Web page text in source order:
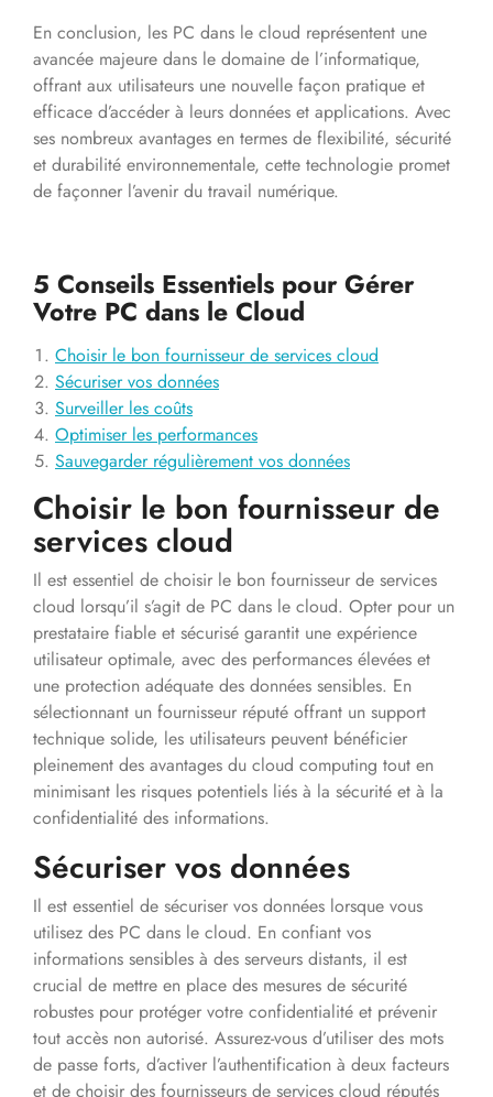
En conclusion, les PC dans le cloud représentent une
avancée majeure dans le domaine de l’informatique,
offrant aux utilisateurs une nouvelle façon pratique et
efficace d’accéder à leurs données et applications. Avec
ses nombreux avantages en termes de flexibilité, sécurité
et durabilité environnementale, cette technologie promet
de façonner l’avenir du travail numérique.
5 Conseils Essentiels pour Gérer
Votre PC dans le Cloud
Choisir le bon fournisseur de services cloud
Sécuriser vos données
Surveiller les coûts
Optimiser les performances
Sauvegarder régulièrement vos données
Choisir le bon fournisseur de
services cloud
Il est essentiel de choisir le bon fournisseur de services
cloud lorsqu’il s’agit de PC dans le cloud. Opter pour un
prestataire fiable et sécurisé garantit une expérience
utilisateur optimale, avec des performances élevées et
une protection adéquate des données sensibles. En
sélectionnant un fournisseur réputé offrant un support
technique solide, les utilisateurs peuvent bénéficier
pleinement des avantages du cloud computing tout en
minimisant les risques potentiels liés à la sécurité et à la
confidentialité des informations.
Sécuriser vos données
Il est essentiel de sécuriser vos données lorsque vous
utilisez des PC dans le cloud. En confiant vos
informations sensibles à des serveurs distants, il est
crucial de mettre en place des mesures de sécurité
robustes pour protéger votre confidentialité et prévenir
tout accès non autorisé. Assurez-vous d’utiliser des mots
de passe forts, d’activer l’authentification à deux facteurs
et de choisir des fournisseurs de services cloud réputés